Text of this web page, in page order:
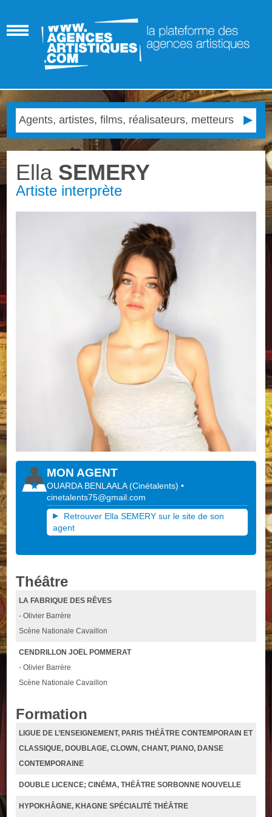
Ella SEMERY
Artiste interprète
MON AGENT
OUARDA BENLAALA (Cinétalents)•
cinetalents75@gmail.com
Retrouver Ella SEMERY sur le site de son
agent
Théâtre
LA FABRIQUE DES RÊVES
- Olivier Barrère
Scène Nationale Cavaillon
CENDRILLON JOËL POMMERAT
- Olivier Barrère
Scène Nationale Cavaillon
Formation
LIGUE DE L’ENSEIGNEMENT, PARIS THÉÂTRE CONTEMPORAIN ET
CLASSIQUE, DOUBLAGE, CLOWN, CHANT, PIANO, DANSE
CONTEMPORAINE
DOUBLE LICENCE; CINÉMA, THÉÂTRE SORBONNE NOUVELLE
HYPOKHÂGNE, KHAGNE SPÉCIALITÉ THÉÂTRE